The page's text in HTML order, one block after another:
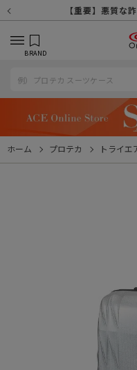
【重要】令和８年熊
【重要】納品書・領収書
【重要】天候不良や交通状
【重要】悪質な
【重要】各種メー
【重要】お問い
【重要】SNSのな
BRAND
ホーム プロテカ トライエ